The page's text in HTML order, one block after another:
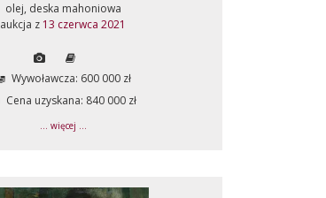
olej, deska mahoniowa
aukcja z 13 czerwca 2021
Wywoławcza: 600 000 zł
Cena uzyskana: 840 000 zł
... więcej ...